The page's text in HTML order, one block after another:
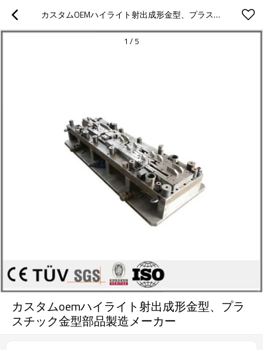
カスタムOEMハイライト射出成形金型、プラスチック金型部品製造メーカー
1 / 5
カスタムoemハイライト射出成形金型、プラ
スチック金型部品製造メーカー